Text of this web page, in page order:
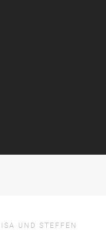
ISA UND STEFFEN